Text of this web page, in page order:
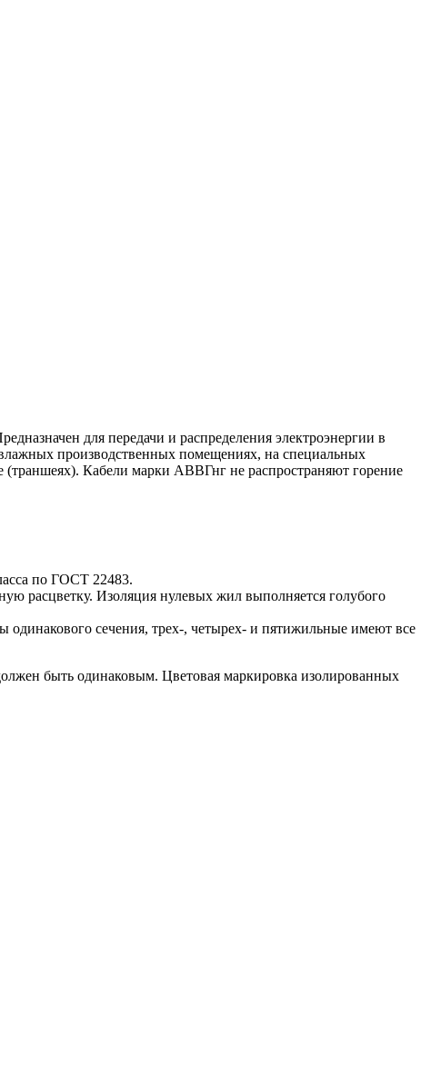
для передачи и распределения электроэнергии в
производственных помещениях, на специальных
(траншеях). Кабели марки АВВГнг не распространяют горение
по ГОСТ 22483.
расцветку. Изоляция нулевых жил выполняется голубого
сечения, трех-, четырех- и пятижильные имеют все
быть одинаковым. Цветовая маркировка изолированных